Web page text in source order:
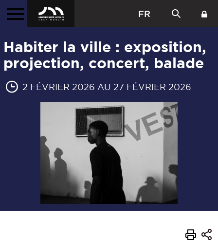
FR
Habiter la ville : exposition,
projection, concert, balade
2 FÉVRIER 2026 AU 27 FÉVRIER 2026